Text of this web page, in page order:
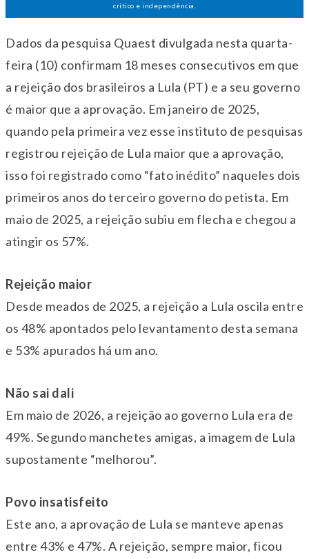
crítico e independência.
Dados da pesquisa Quaest divulgada nesta quarta-
feira (10) confirmam 18 meses consecutivos em que
a rejeição dos brasileiros a Lula (PT) e a seu governo
é maior que a aprovação. Em janeiro de 2025,
quando pela primeira vez esse instituto de pesquisas
registrou rejeição de Lula maior que a aprovação,
isso foi registrado como “fato inédito” naqueles dois
primeiros anos do terceiro governo do petista. Em
maio de 2025, a rejeição subiu em flecha e chegou a
atingir os 57%.
Rejeição maior
Desde meados de 2025, a rejeição a Lula oscila entre
os 48% apontados pelo levantamento desta semana
e 53% apurados há um ano.
Não sai dali
Em maio de 2026, a rejeição ao governo Lula era de
49%. Segundo manchetes amigas, a imagem de Lula
supostamente “melhorou”.
Povo insatisfeito
Este ano, a aprovação de Lula se manteve apenas
entre 43% e 47%. A rejeição, sempre maior, ficou